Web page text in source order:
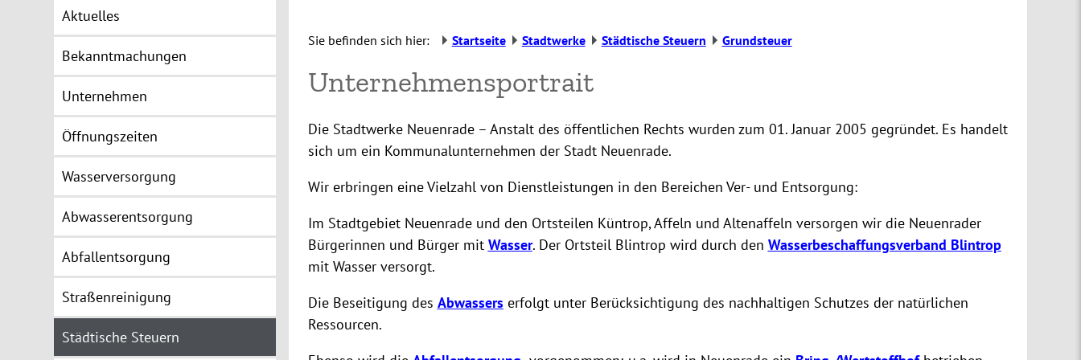
Aktuelles
Bekanntmachungen
Unternehmen
Öffnungszeiten
Wasserversorgung
Abwasserentsorgung
Abfallentsorgung
Straßenreinigung
Städtische Steuern
Sie befinden sich hier: Startseite Stadtwerke Städtische Steuern Grundsteuer
Unternehmensportrait
Die Stadtwerke Neuenrade – Anstalt des öffentlichen Rechts wurden zum 01. Januar 2005 gegründet. Es handelt
sich um ein Kommunalunternehmen der Stadt Neuenrade.
Wir erbringen eine Vielzahl von Dienstleistungen in den Bereichen Ver- und Entsorgung:
Im Stadtgebiet Neuenrade und den Ortsteilen Küntrop, Affeln und Altenaffeln versorgen wir die Neuenrader
Bürgerinnen und Bürger mit Wasser. Der Ortsteil Blintrop wird durch den Wasserbeschaffungsverband Blintrop
mit Wasser versorgt.
Die Beseitigung des Abwassers erfolgt unter Berücksichtigung des nachhaltigen Schutzes der natürlichen
Ressourcen.